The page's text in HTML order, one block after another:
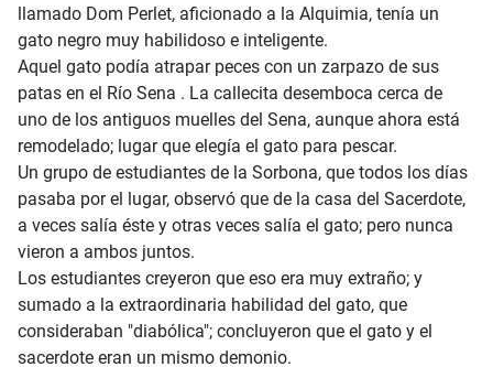
llamado Dom Perlet, aficionado a la Alquimia, tenía un
gato negro muy habilidoso e inteligente.
Aquel gato podía atrapar peces con un zarpazo de sus
patas en el Río Sena . La callecita desemboca cerca de
uno de los antiguos muelles del Sena, aunque ahora está
remodelado; lugar que elegía el gato para pescar.
Un grupo de estudiantes de la Sorbona, que todos los días
pasaba por el lugar, observó que de la casa del Sacerdote,
a veces salía éste y otras veces salía el gato; pero nunca
vieron a ambos juntos.
Los estudiantes creyeron que eso era muy extraño; y
sumado a la extraordinaria habilidad del gato, que
consideraban "diabólica"; concluyeron que el gato y el
sacerdote eran un mismo demonio.